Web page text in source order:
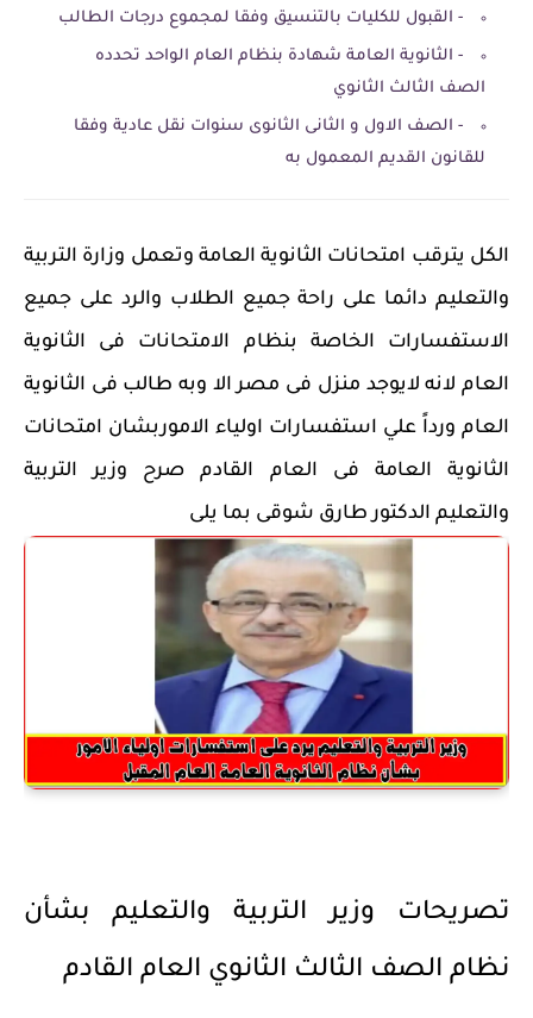
- القبول للكليات بالتنسيق وفقا لمجموع درجات الطالب
- الثانوية العامة شهادة بنظام العام الواحد تحدده
الصف الثالث الثانوي
- الصف الاول و الثانى الثانوى سنوات نقل عادية وفقا
للقانون القديم المعمول به
الكل يترقب امتحانات الثانوية العامة وتعمل وزارة التربية
والتعليم دائما على راحة جميع الطلاب والرد على جميع
الاستفسارات الخاصة بنظام الامتحانات فى الثانوية
العام لانه لايوجد منزل فى مصر الا وبه طالب فى الثانوية
العام ورداً علي استفسارات اولياء الاموربشان امتحانات
الثانوية العامة فى العام القادم صرح وزير التربية
والتعليم الدكتور طارق شوقى بما يلى
تصريحات وزير التربية والتعليم بشأن
نظام الصف الثالث الثانوي العام القادم